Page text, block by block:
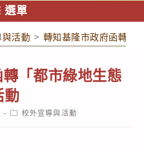
選單
活動 > 轉知基隆市政府函轉「
「都市綠地生態
動
Post校外宣導與活動